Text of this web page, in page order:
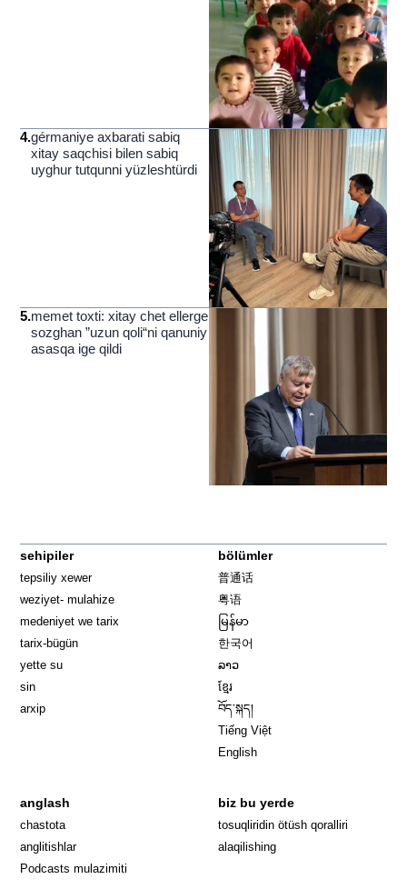
4.gérmaniye axbarati sabiq
xitay saqchisi bilen sabiq
uyghur tutqunni yüzleshtürdi
5.memet toxti: xitay chet ellerge
sozghan ”uzun qoli“ni qanuniy
asasqa ige qildi
sehipiler
tepsiliy xewer
weziyet- mulahize
medeniyet we tarix
tarix-bügün
yette su
sin
arxip
bölümler
普通话
粤语
မြန်မာ
한국어
ລາວ
ខ្មែរ
བོད་སྐད།
Tiếng Việt
English
anglash
chastota
anglitishlar
Podcasts mulazimiti
biz bu yerde
tosuqliridin ötüsh qoralliri
alaqilishing